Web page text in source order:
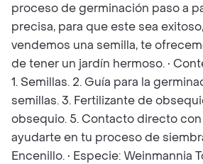
proceso de germinación paso a
precisa, para que este sea
vendemos una semilla, te
de tener un jardín hermoso. •
1. Semillas. 2. Guía para la
semillas. 3. Fertilizante de
obsequio. 5. Contacto directo
ayudarte en tu proceso de
Encenillo. • Especie: Weinmannia